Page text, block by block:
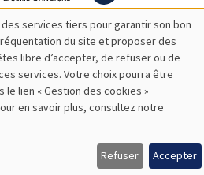
services tiers pour garantir son bon
du site et proposer des
libre d’accepter, de refuser ou de
services. Votre choix pourra être
lien « Gestion des cookies »
en savoir plus, consultez notre
Refuser Accepter